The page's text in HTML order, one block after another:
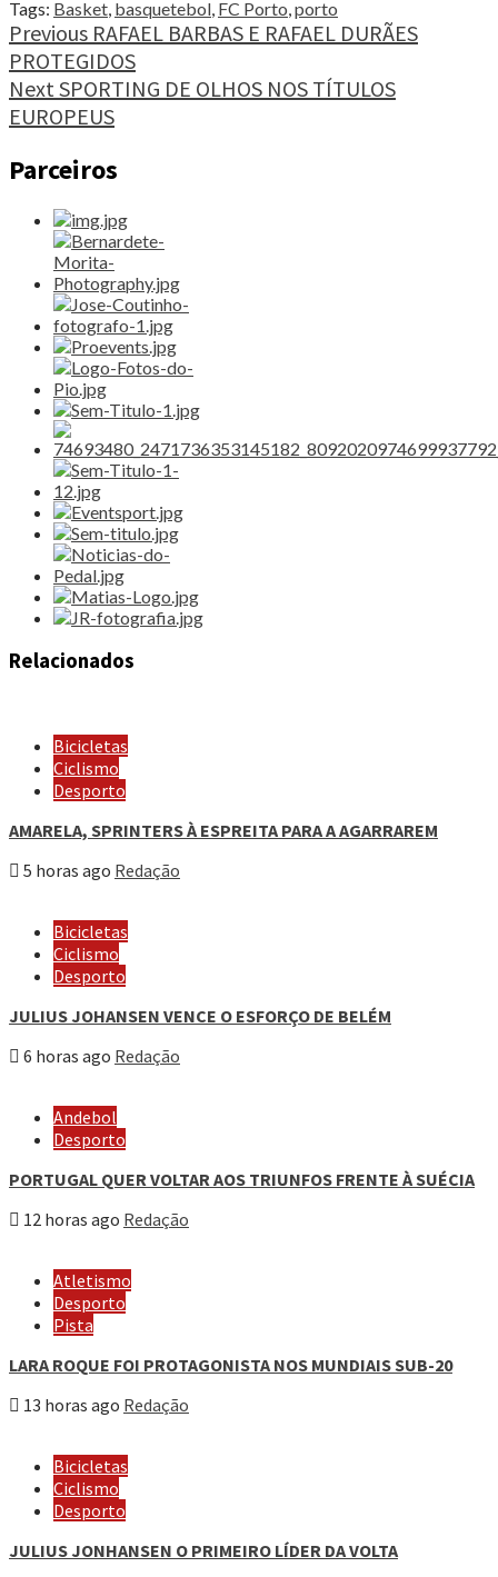
SPORTING
E
LIDERA
MEIAS-
FINAIS"
Tags: Basket, basquetebol, FC Porto,porto
Continue
Reading
Previous RAFAEL BARBAS E RAFAEL DURÃES
PROTEGIDOS
Next SPORTING DE OLHOS NOS TÍTULOS
EUROPEUS
Parceiros
Relacionados
Bicicletas
Ciclismo
Desporto
AMARELA, SPRINTERS À ESPREITA PARA A AGARRAREM
5 horas ago Redação
Bicicletas
Ciclismo
Desporto
JULIUS JOHANSEN VENCE O ESFORÇO DE BELÉM
6 horas ago Redação
Andebol
Desporto
PORTUGAL QUER VOLTAR AOS TRIUNFOS FRENTE À SUÉCIA
12 horas ago Redação
Atletismo
Desporto
Pista
LARA ROQUE FOI PROTAGONISTA NOS MUNDIAIS SUB-20
13 horas ago Redação
Bicicletas
Ciclismo
Desporto
JULIUS JONHANSEN O PRIMEIRO LÍDER DA VOLTA